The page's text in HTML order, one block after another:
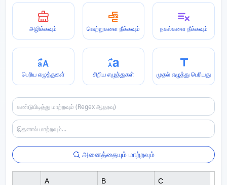
அழிக்கவும் வெற்றுகளை நீக்கவும் நகல்களை நீக்கவும்
பெரிய எழுத்துகள் சிறிய எழுத்துகள் முதல் எழுத்து பெரியது
அனைத்தையும் மாற்றவும்
A B C